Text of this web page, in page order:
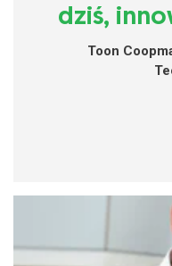
dziś,
Toon